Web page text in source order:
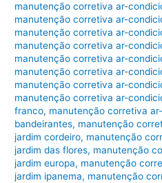
manutenção corretiva ar-
manutenção corretiva ar-
manutenção corretiva ar-
manutenção corretiva ar-
manutenção corretiva ar-
manutenção corretiva ar-
manutenção corretiva ar-
manutenção corretiva ar-
franco, manutenção corretiva
bandeirantes, manutenção
jardim cordeiro, manutenção
jardim das flores, manutenção
jardim europa, manutenção
jardim ipanema, manutenção